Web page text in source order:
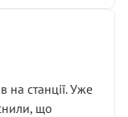
колеса”
робіт без
на станції. Уже
що